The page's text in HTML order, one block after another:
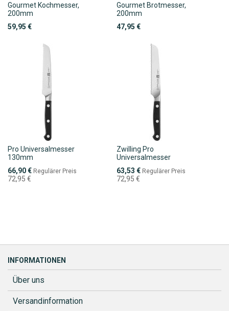
Gourmet Kochmesser,
200mm
59,95 €
Gourmet Brotmesser,
200mm
47,95 €
Pro Universalmesser
130mm
Sonderpreis
66,90 € Regulärer Preis
72,95 €
Zwilling Pro
Universalmesser
Sonderpreis
63,53 € Regulärer Preis
72,95 €
INFORMATIONEN
Über uns
Versandinformation